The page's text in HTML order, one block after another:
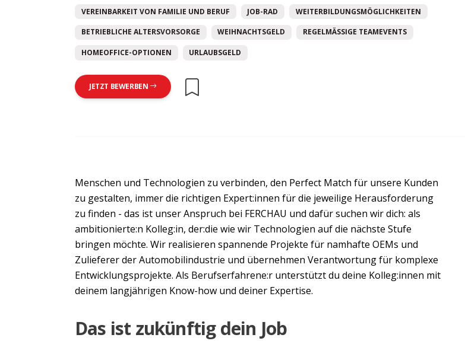
VEREINBARKEIT VON FAMILIE UND BERUF JOB-RAD WEITERBILDUNGSMÖGLICHKEITEN
BETRIEBLICHE ALTERSVORSORGE WEIHNACHTSGELD REGELMÄSSIGE TEAMEVENTS
HOMEOFFICE-OPTIONEN URLAUBSGELD
JETZT BEWERBEN
Menschen und Technologien zu verbinden, den Perfect Match für unsere Kunden
zu gestalten, immer die richtigen Expert:innen für die jeweilige Herausforderung
zu finden - das ist unser Anspruch bei FERCHAU und dafür suchen wir dich: als
ambitionierte:n Kolleg:in, der:die wie wir Technologien auf die nächste Stufe
bringen möchte. Wir realisieren spannende Projekte für namhafte OEMs und
Zulieferer der Automobilindustrie und übernehmen Verantwortung für komplexe
Entwicklungsprojekte. Als Berufserfahrene:r unterstützt du deine Kolleg:innen mit
deinem langjährigen Know-how und deiner Expertise.
Das ist zukünftig dein Job